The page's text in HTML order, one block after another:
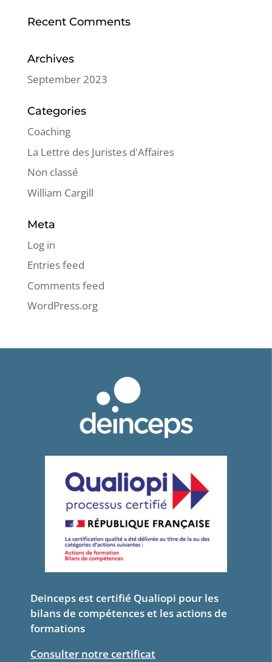
Recent Comments
Archives
September 2023
Categories
Coaching
La Lettre des Juristes d'Affaires
Non classé
William Cargill
Meta
Log in
Entries feed
Comments feed
WordPress.org
Deinceps est certifié Qualiopi pour les
bilans de compétences et les actions de
formations
Consulter notre certificat